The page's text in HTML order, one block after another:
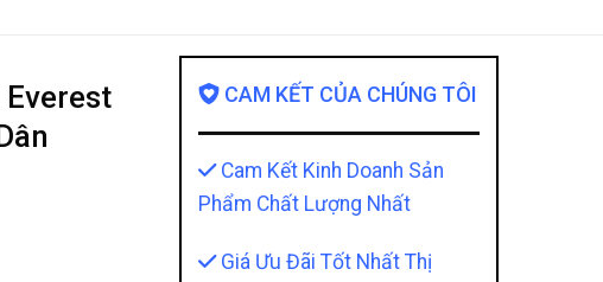
Everest
CAM KẾT CỦA CHÚNG TÔI
Cam Kết Kinh Doanh Sản
Phẩm Chất Lượng Nhất
Giá Ưu Đãi Tốt Nhất Thị